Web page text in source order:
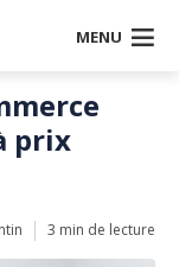
MENU
prix
3 min de lecture